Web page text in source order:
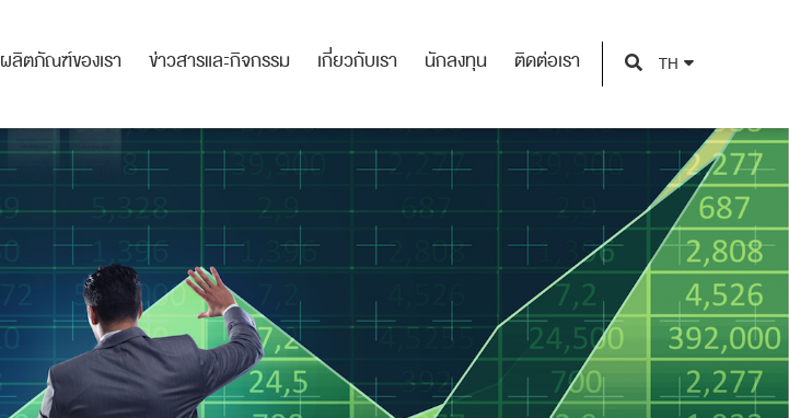
ผลิตภัณฑ์ของเรา
ข่าวสารและกิจกรรม
เกี่ยวกับเรา
นักลงทุน
ติดต่อเรา
TH